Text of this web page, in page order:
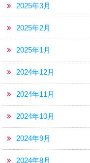
2025年3月
2025年2月
2025年1月
2024年12月
2024年11月
2024年10月
2024年9月
2024年8月